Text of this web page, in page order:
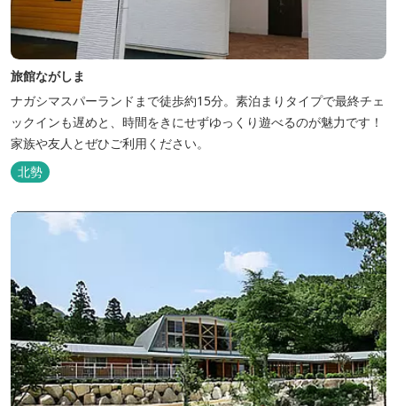
旅館ながしま
ナガシマスパーランドまで徒歩約15分。素泊まりタイプで最終チェ
ックインも遅めと、時間をきにせずゆっくり遊べるのが魅力です！
家族や友人とぜひご利用ください。
北勢